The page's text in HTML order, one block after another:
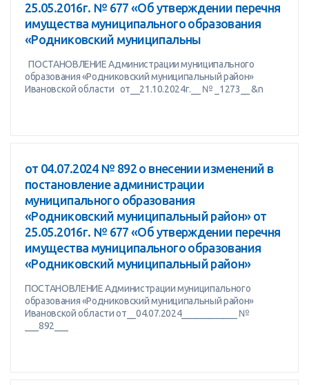
25.05.2016г. № 677 «Об утверждении перечня
имущества муниципального образования
«Родниковский муниципальны
ПОСТАНОВЛЕНИЕ Администрации муниципального
образования «Родниковский муниципальный район»
Ивановской области от__21.10.2024г.__ № _1273__ &n
от 04.07.2024 № 892 о внесении изменений в
постановление администрации
муниципального образования
«Родниковский муниципальный район» от
25.05.2016г. № 677 «Об утверждении перечня
имущества муниципального образования
«Родниковский муниципальный район»
ПОСТАНОВЛЕНИЕ Администрации муниципального
образования «Родниковский муниципальный район»
Ивановской области от__04.07.2024____________ №
___892___